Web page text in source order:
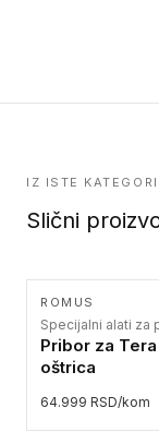
IZ ISTE
Slični
ROMUS
Specijalni alati za
Pribor za
oštrica
64.999 RSD/kom